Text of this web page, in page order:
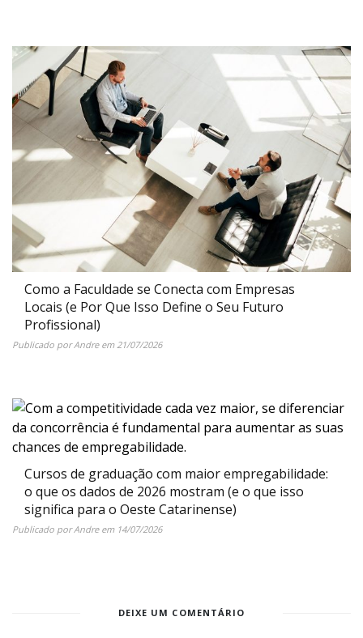
Como a Faculdade se Conecta com Empresas
Locais (e Por Que Isso Define o Seu Futuro
Profissional)
Publicado porAndreem21/07/2026
Cursos de graduação com maior empregabilidade:
o que os dados de 2026 mostram (e o que isso
significa para o Oeste Catarinense)
Publicado porAndreem 14/07/2026
DEIXE UM COMENTÁRIO